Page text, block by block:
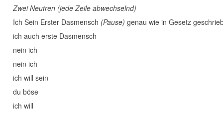
Zwei Neutren (jede Zeile abwechselnd)
Ich Sein Erster Dasmensch (Pause) genau wie in Gesetz
ich auch erste Dasmensch
nein ich
nein ich
ich will sein
du böse
ich will